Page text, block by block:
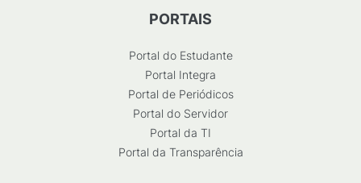
PORTAIS
Portal do Estudante
Portal Integra
Portal de Periódicos
Portal do Servidor
Portal da TI
Portal da Transparência